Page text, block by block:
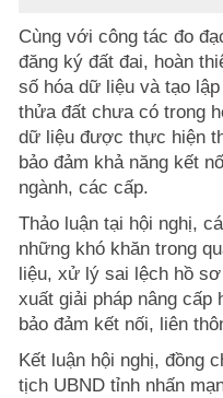
Cùng với công tác đo
đăng ký đất đai, hoàn
số hóa dữ liệu và tạo
thửa đất chưa có trong
dữ liệu được thực hiện
bảo đảm khả năng kết
ngành, các cấp.
Thảo luận tại hội nghị,
những khó khăn trong
liệu, xử lý sai lệch hồ
xuất giải pháp nâng cấp
bảo đảm kết nối, liên
Kết luận hội nghị, đồng
tịch UBND tỉnh nhấn